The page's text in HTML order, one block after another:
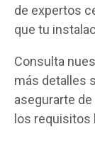
de expertos
que tu
Consulta
más detalles
asegurarte
los requisitos